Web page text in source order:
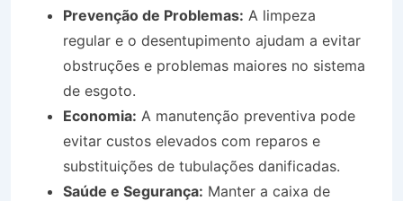
Prevenção de Problemas: A limpeza
regular e o desentupimento ajudam a evitar
obstruções e problemas maiores no sistema
de esgoto.
Economia: A manutenção preventiva pode
evitar custos elevados com reparos e
substituições de tubulações danificadas.
Saúde e Segurança: Manter a caixa de